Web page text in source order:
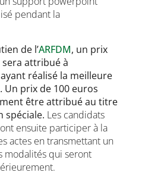
pendant la
de l’ARFDM, un prix
sera attribué à
réalisé la meilleure
Un prix de 100 euros
être attribué au titre
spéciale. Les candidats
ensuite participer à la
actes en transmettant un
modalités qui seront